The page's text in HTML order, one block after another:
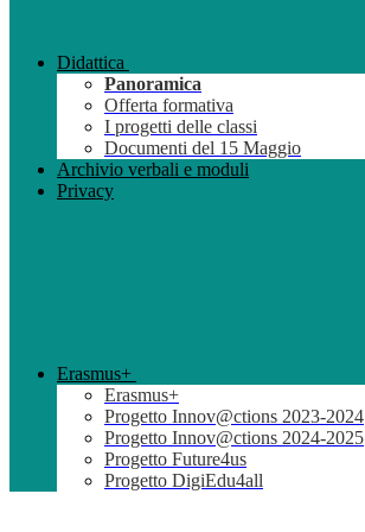
Didattica
Panoramica
Offerta formativa
I progetti delle classi
Documenti del 15 Maggio
Archivio verbali e moduli
Privacy
Erasmus+
Erasmus+
Progetto Innov@ctions 2023-2024
Progetto Innov@ctions 2024-2025
Progetto Future4us
Progetto DigiEdu4all